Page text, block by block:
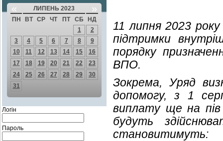
« ЛИПЕНЬ 2023 »
ПН ВТ СР ЧТ ПТ СБ
НД
1
2
3
4 5 6 7 8
9
10
11 12 13 14 15
16
17
18 19 20 21 22
23
24
25 26 27 28 29
30
31
Логін
Пароль
11 липня 2023
підтримки
порядку
ВПО.
Зокрема, Уряд
допомогу, з 1
виплату ще на пів
будуть
становитимуть: